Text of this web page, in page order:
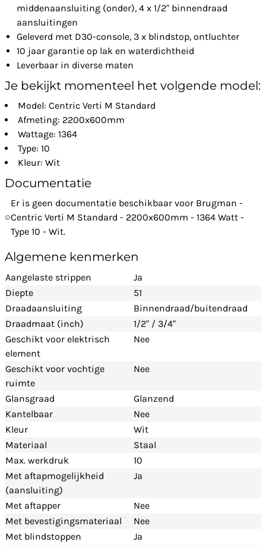
middenaansluiting (onder), 4 x 1/2" binnendraad
aansluitingen
Geleverd met D30-console, 3 x blindstop, ontluchter
10 jaar garantie op lak en waterdichtheid
Leverbaar in diverse maten
Je bekijkt momenteel het volgende model:
Model: Centric Verti M Standard
Afmeting: 2200x600mm
Wattage: 1364
Type: 10
Kleur: Wit
Documentatie
Er is geen documentatie beschikbaar voor Brugman -
Centric Verti M Standard - 2200x600mm - 1364 Watt -
Type 10 - Wit.
Algemene kenmerken
Aangelaste strippen
Ja
Diepte
51
Draadaansluiting
Binnendraad/buitendraad
Draadmaat (inch)
1/2" / 3/4"
Geschikt voor elektrisch
element
Nee
Geschikt voor vochtige
ruimte
Nee
Glansgraad
Glanzend
Kantelbaar
Nee
Kleur
Wit
Materiaal
Staal
Max. werkdruk
10
Met aftapmogelijkheid
(aansluiting)
Ja
Met aftapper
Nee
Met bevestigingsmateriaal
Nee
Met blindstoppen
Ja